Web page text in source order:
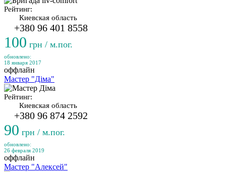
Рейтинг:
Киевская область
+380 96 401 8558
100 грн / м.пог.
обновлено:
18 января 2017
оффлайн
Мастер "Діма"
Рейтинг:
Киевская область
+380 96 874 2592
90 грн / м.пог.
обновлено:
26 февраля 2019
оффлайн
Мастер "Алексей"